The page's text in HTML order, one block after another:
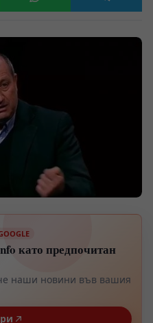
като предпочитан
наши новини във вашия